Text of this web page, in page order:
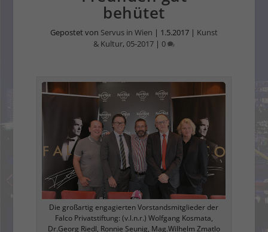
behütet
Gepostet von Servus in Wien | 1.5.2017 | Kunst
& Kultur,05-2017 | 0
Die großartig engagierten Vorstandsmitglieder der
Falco Privatstiftung: (v.l.n.r.) Wolfgang Kosmata,
Dr.Georg Riedl, Ronnie Seunig, Mag.Wilhelm Zmatlo